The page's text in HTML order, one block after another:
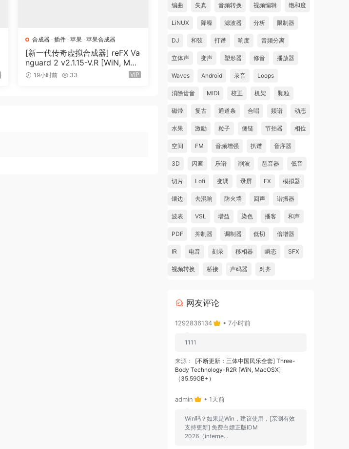
合成器 ·插件 ·苹果 ·苹果合成器
[新一代传奇虚拟合成器] reFX Va
nguard 2 v2.1.15-V.R [WiN, Mac
OSX]（184MB+240MB）
19小时前 33 VIP
编曲 失真 音频转换 视频编辑 饱和度
LiNUX 降噪 滤波器 分析 限制器
DJ 和弦 打谱 响度 音频分离
立体声 变声 塑形器 修音 播放器
Waves Android 录音 Loops
消除齿音 MIDI 校正 机架 颗粒
磁带 复古 通道条 合唱 频谱 动态
水果 激励 粒子 侧链 节拍器 相位
空间 FM 音频增强 扒谱 音序器
3D 闪避 乐谱 削波 琶音器 低音
切片 Lofi 变调 录屏 FX 模拟器
镶边 去混响 防火墙 回声 谐振器
波表 VSL 增益 染色 播客 和声
PDF 抑制器 调制器 低切 倍增器
IR 电音 刻录 移相器 瞬态 SFX
视频转换 桥接 声码器 对齐
网友评论
1292836134 • 7小时前
1111
来源：
[不断更新：三体中国民乐全套] Three-
Body Technology-R2R [WiN, MacOSX]
（35.59GB+）
admin • 1天前
Win吗？如果是Win，建议使用，[亲测有效
支持更新] 免费白嫖正版IDM
2026（interne...